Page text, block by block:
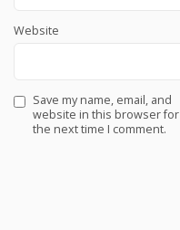
Website
Save my name, email, and
website in this browser for
the next time I comment.